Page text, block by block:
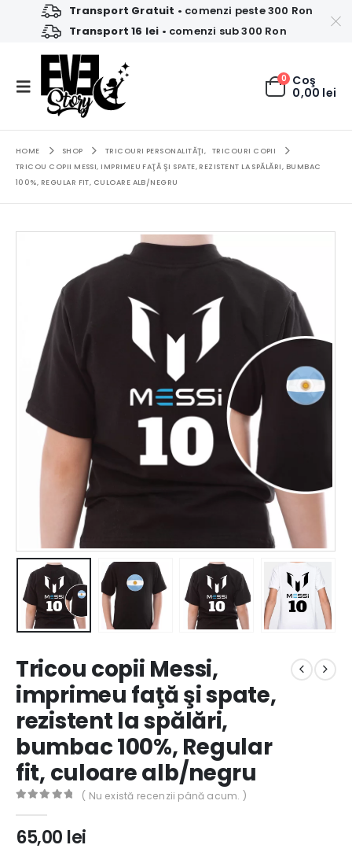
Transport Gratuit • comenzi peste 300 Ron
Transport 16 lei • comenzi sub 300 Ron
0 Coş
0,00 lei
HOME SHOP TRICOURI PERSONALITĂŢI,
TRICOURI COPII
TRICOU COPII MESSI, IMPRIMEU FAŢĂ ŞI SPATE, REZISTENT LA SPĂLĂRI, BUMBAC
100%, REGULAR FIT, CULOARE ALB/NEGRU
Tricou copii Messi,
imprimeu faţă şi spate,
rezistent la spălări,
bumbac 100%, Regular
fit, culoare alb/negru
( Nu există recenzii până acum. )
65,00 lei